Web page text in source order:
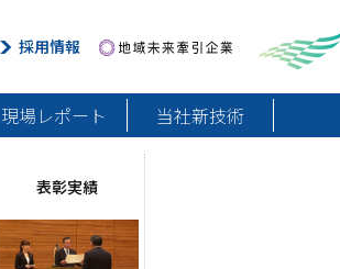
採用情報
現場レポート 当社新技術
表彰実績